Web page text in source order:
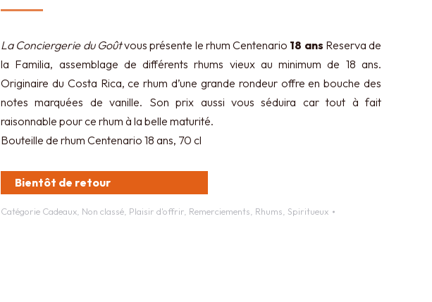
La Conciergerie du Goûtvous présente le rhum Centenario 18 ans Reserva de
la Familia, assemblage de différents rhums vieux au minimum de 18 ans.
Originaire du Costa Rica, ce rhum d’une grande rondeur offre en bouche des
notes marquées de vanille. Son prix aussi vous séduira car tout à fait
raisonnable pour ce rhum à la belle maturité.
Bouteille de rhum Centenario 18 ans, 70 cl
Bientôt de retour
Catégorie Cadeaux Non classé Plaisir d'offrir Remerciements Rhums Spiritueux